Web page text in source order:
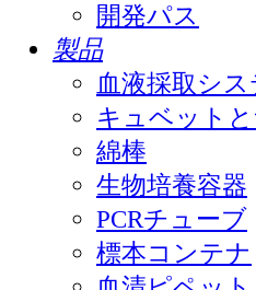
開発パス
製品
血液採取シス
キュベット
綿棒
生物培養容器
PCRチューブ
標本コンテナ